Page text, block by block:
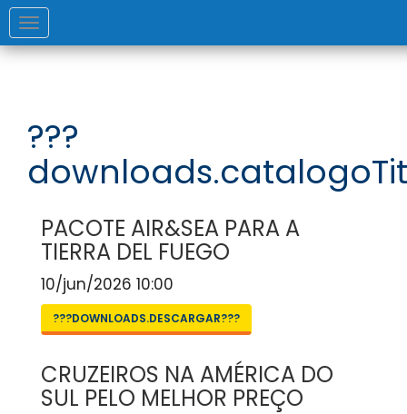
Toggle
navigation
???
PACOTE AIR&SEA PARA A
TIERRA DEL FUEGO
10/jun/2026 10:00
???DOWNLOADS.DESCARGAR???
CRUZEIROS NA AMÉRICA DO
SUL PELO MELHOR PREÇO